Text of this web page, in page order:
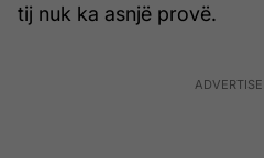
tij nuk ka asnjë provë.